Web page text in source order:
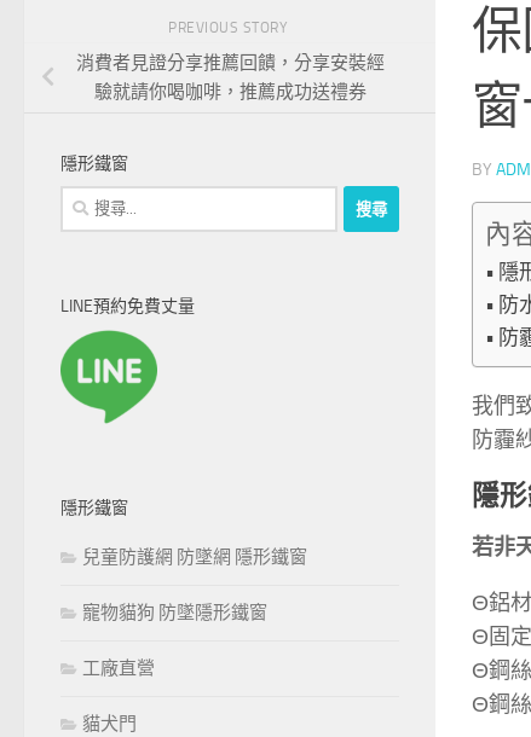
BY
內
隱
防
防
我們
防霾
隱
若非
Θ鋁
Θ固
Θ鋼
Θ鋼
PREVIOUS STORY
消費者見證分享推薦回饋，分享安裝經
驗就請你喝咖啡，推薦成功送禮券
隱形鐵窗
搜
尋
字:
LINE預約免費丈量
隱形鐵窗
兒童防護網 防墜網 隱形鐵窗
寵物貓狗 防墜隱形鐵窗
工廠直營
貓犬門